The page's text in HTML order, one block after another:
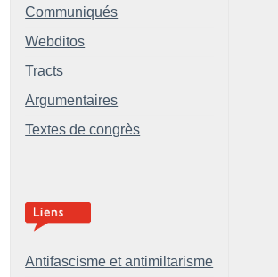
Communiqués
Webditos
Tracts
Argumentaires
Textes de congrès
Antifascisme et antimiltarisme